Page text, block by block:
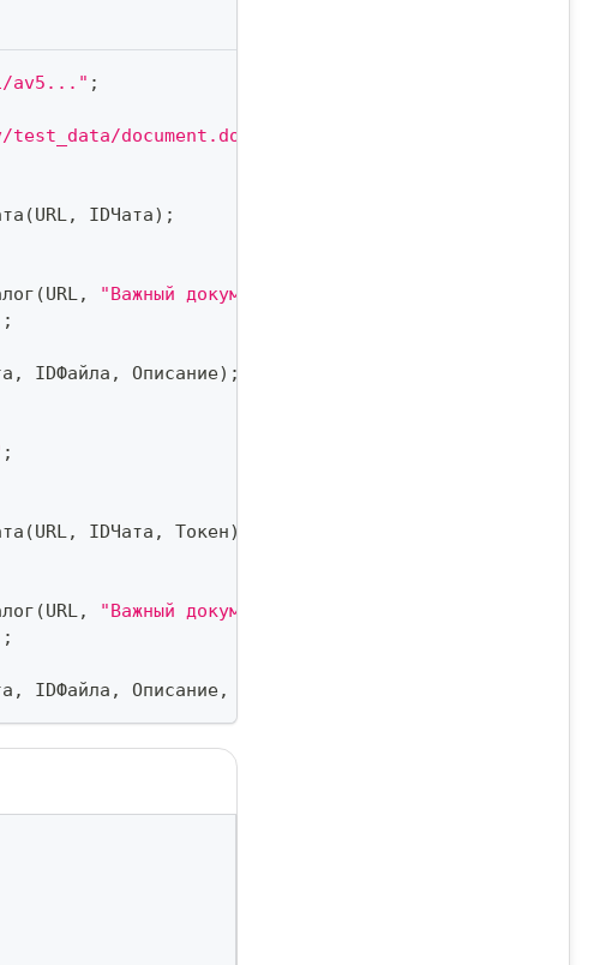
av5..." ;
document.docx"
(URL, IDЧата) ;
(URL, "Важный документ.docx"
;
, IDФайла , Описание) ;
;
(URL, IDЧата , Токен)
(URL, "Важный документ.docx"
;
, IDФайла , Описание,